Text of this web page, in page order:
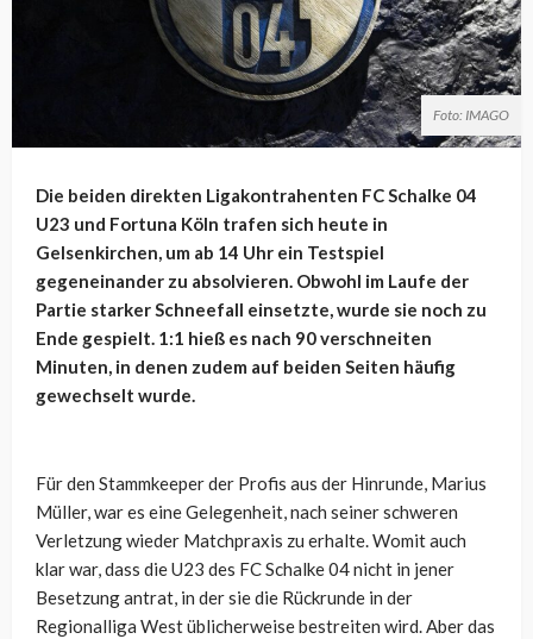
Foto: IMAGO
Die beiden direkten Ligakontrahenten FC Schalke 04
U23 und Fortuna Köln trafen sich heute in
Gelsenkirchen, um ab 14 Uhr ein Testspiel
gegeneinander zu absolvieren. Obwohl im Laufe der
Partie starker Schneefall einsetzte, wurde sie noch zu
Ende gespielt. 1:1 hieß es nach 90 verschneiten
Minuten, in denen zudem auf beiden Seiten häufig
gewechselt wurde.
Für den Stammkeeper der Profis aus der Hinrunde, Marius
Müller, war es eine Gelegenheit, nach seiner schweren
Verletzung wieder Matchpraxis zu erhalte. Womit auch
klar war, dass die U23 des FC Schalke 04 nicht in jener
Besetzung antrat, in der sie die Rückrunde in der
Regionalliga West üblicherweise bestreiten wird. Aber das